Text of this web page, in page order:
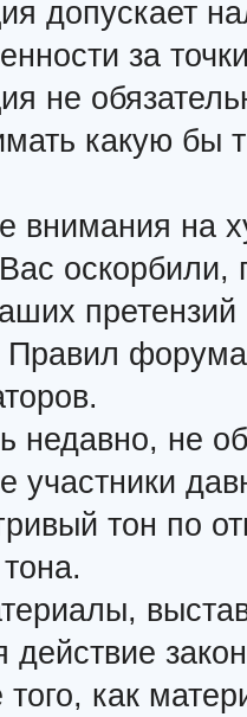
допускает
за
не
какую
внимания на
форума
недавно, не
участники
тон по
действие
как